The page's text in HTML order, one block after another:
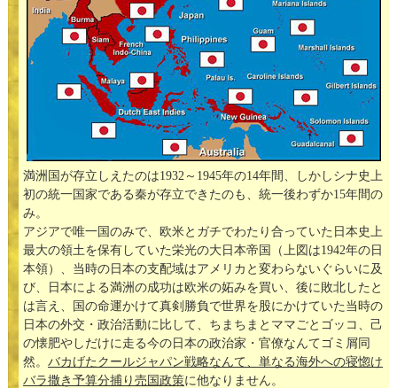
満洲国が存立しえたのは1932～1945年の14年間、しかしシナ史上
初の統一国家である秦が存立できたのも、統一後わずか15年間の
み。
アジアで唯一国のみで、欧米とガチでわたり合っていた日本史上
最大の領土を保有していた栄光の大日本帝国（上図は1942年の日
本領）、当時の日本の支配域はアメリカと変わらないぐらいに及
び、日本による満洲の成功は欧米の妬みを買い、後に敗北したと
は言え、国の命運かけて真剣勝負で世界を股にかけていた当時の
日本の外交・政治活動に比して、ちまちまとママごとゴッコ、己
の懐肥やしだけに走る今の日本の政治家・官僚なんてゴミ屑同
然。 バカげたクールジャパン戦略なんて、単なる海外への寝惚け
バラ撒き予算分捕り売国政策に他なりません。